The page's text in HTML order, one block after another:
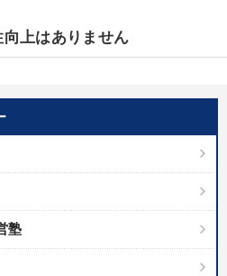
学ぶ
」＋「不動産市況予測」＋「市場
ト力を磨く 【5月】音声・映像
ー収録講演ＣＤ・講演ＤＶＤ・デジ
ング・ダウンロード）
塾
上はありません